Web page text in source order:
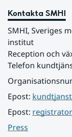
Kontakta SMHI
SMHI, Sveriges
institut
Reception och
Telefon
Epost:
Epost:
Press